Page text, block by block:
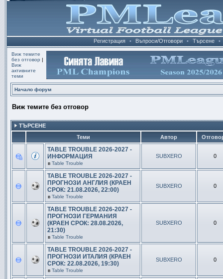
Регистрация • Въпроси/Отговори • Търсене •
Виж темите
без отговор |
Виж
активните
теми
Начало форум
Виж темите без отговор
ТЪРСЕНЕ
Теми
Автор
TABLE TROUBLE 2026-2027 -
ИНФОРМАЦИЯ
в Table Trouble
SUBXERO 0
TABLE TROUBLE 2026-2027 -
ПРОГНОЗИ АНГЛИЯ (КРАЕН
СРОК: 21.08.2026, 22:00)
в Table Trouble
SUBXERO 0
TABLE TROUBLE 2026-2027 -
ПРОГНОЗИ ГЕРМАНИЯ
(КРАЕН СРОК: 28.08.2026,
21:30)
в Table Trouble
SUBXERO 0
TABLE TROUBLE 2026-2027 -
ПРОГНОЗИ ИТАЛИЯ (КРАЕН
СРОК: 22.08.2026, 19:30)
в Table Trouble
SUBXERO 0